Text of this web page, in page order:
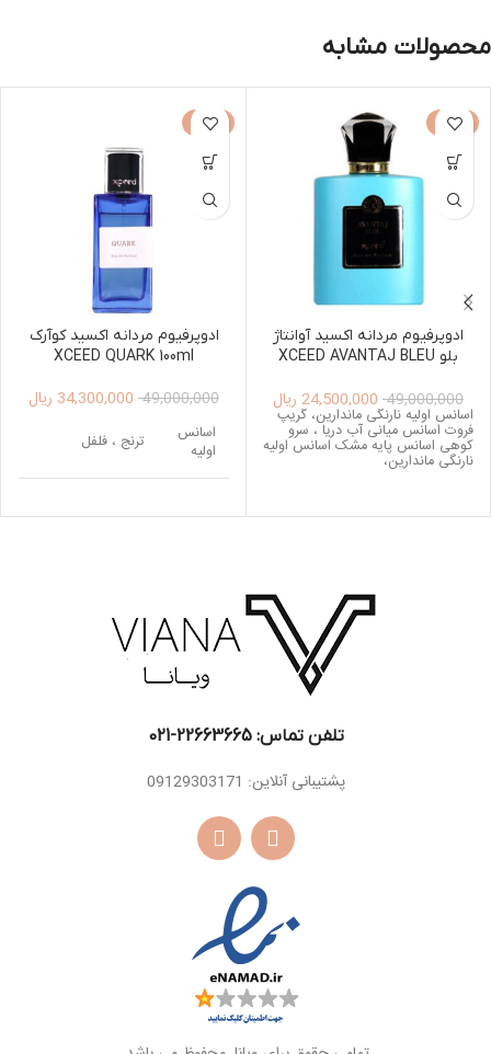
محصولات مشابه
-50%
ادوپرفیوم مردانه اکسید آوانتاژ
بلو XCEED AVANTAJ BLEU
49,000,000
24,500,000 ریال
اسانس اولیه نارنگی ماندارین، گریپ
فروت اسانس میانی آب دریا ، سرو
کوهی اسانس پایه مشک اسانس اولیه
نارنگی ماندارین،
-30%
ادوپرفیوم مردانه اکسید کوآرک
XCEED QUARK 100ml
49,000,000
34,300,000 ریال
اسانس
اولیه
ترنج ، فلفل
میانی
سالویا ، سدر
تلفن تماس: 22663665-021​
پشتیبانی آنلاین: 09129303171